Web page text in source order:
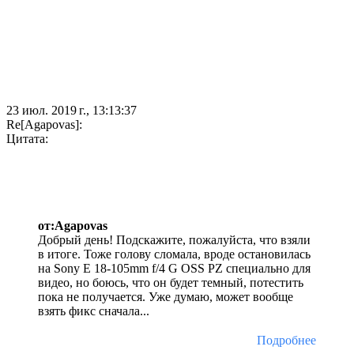
23 июл. 2019 г., 13:13:37
Re[Agapovas]:
Цитата:
от:Agapovas
Добрый день! Подскажите, пожалуйста, что взяли
в итоге. Тоже голову сломала, вроде остановилась
на Sony E 18-105mm f/4 G OSS PZ специально для
видео, но боюсь, что он будет темный, потестить
пока не получается. Уже думаю, может вообще
взять фикс сначала...
Подробнее